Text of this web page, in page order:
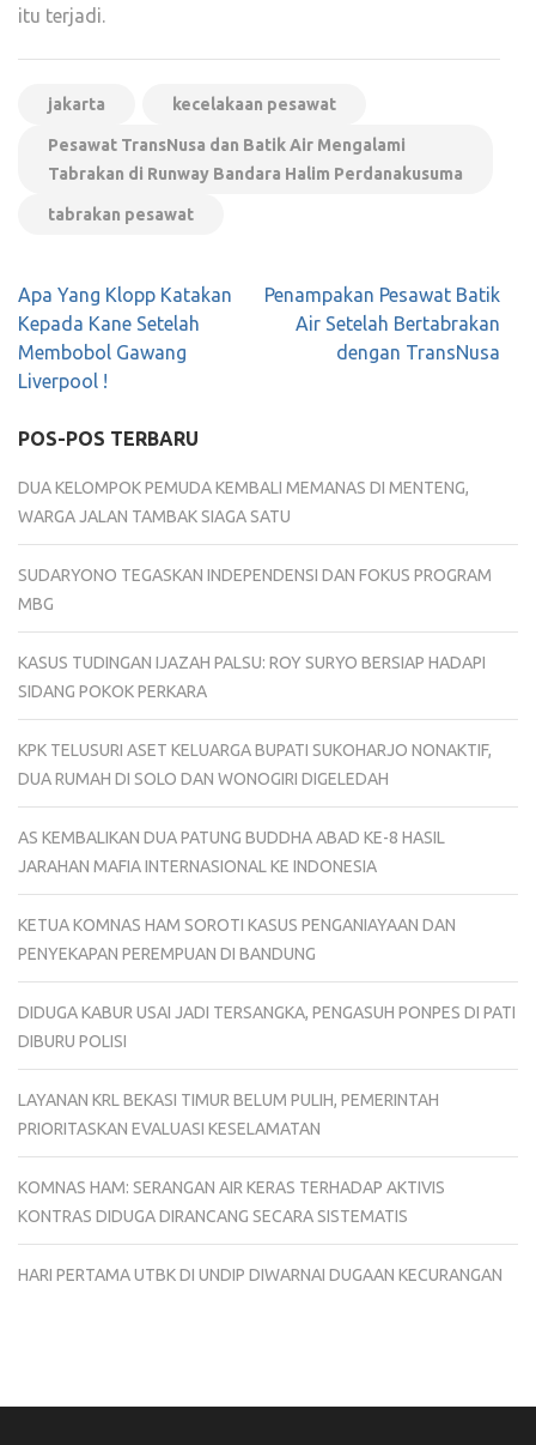
itu terjadi.
jakarta kecelakaan pesawat
Pesawat TransNusa dan Batik Air Mengalami
Tabrakan di Runway Bandara Halim Perdanakusuma
tabrakan pesawat
Navigasi
pos
Apa Yang Klopp Katakan
Kepada Kane Setelah
Membobol Gawang
Liverpool !
Penampakan Pesawat Batik
Air Setelah Bertabrakan
dengan TransNusa
POS-POS TERBARU
DUA KELOMPOK PEMUDA KEMBALI MEMANAS DI MENTENG,
WARGA JALAN TAMBAK SIAGA SATU
SUDARYONO TEGASKAN INDEPENDENSI DAN FOKUS PROGRAM
MBG
KASUS TUDINGAN IJAZAH PALSU: ROY SURYO BERSIAP HADAPI
SIDANG POKOK PERKARA
KPK TELUSURI ASET KELUARGA BUPATI SUKOHARJO NONAKTIF,
DUA RUMAH DI SOLO DAN WONOGIRI DIGELEDAH
AS KEMBALIKAN DUA PATUNG BUDDHA ABAD KE-8 HASIL
JARAHAN MAFIA INTERNASIONAL KE INDONESIA
KETUA KOMNAS HAM SOROTI KASUS PENGANIAYAAN DAN
PENYEKAPAN PEREMPUAN DI BANDUNG
DIDUGA KABUR USAI JADI TERSANGKA, PENGASUH PONPES DI PATI
DIBURU POLISI
LAYANAN KRL BEKASI TIMUR BELUM PULIH, PEMERINTAH
PRIORITASKAN EVALUASI KESELAMATAN
KOMNAS HAM: SERANGAN AIR KERAS TERHADAP AKTIVIS
KONTRAS DIDUGA DIRANCANG SECARA SISTEMATIS
HARI PERTAMA UTBK DI UNDIP DIWARNAI DUGAAN KECURANGAN